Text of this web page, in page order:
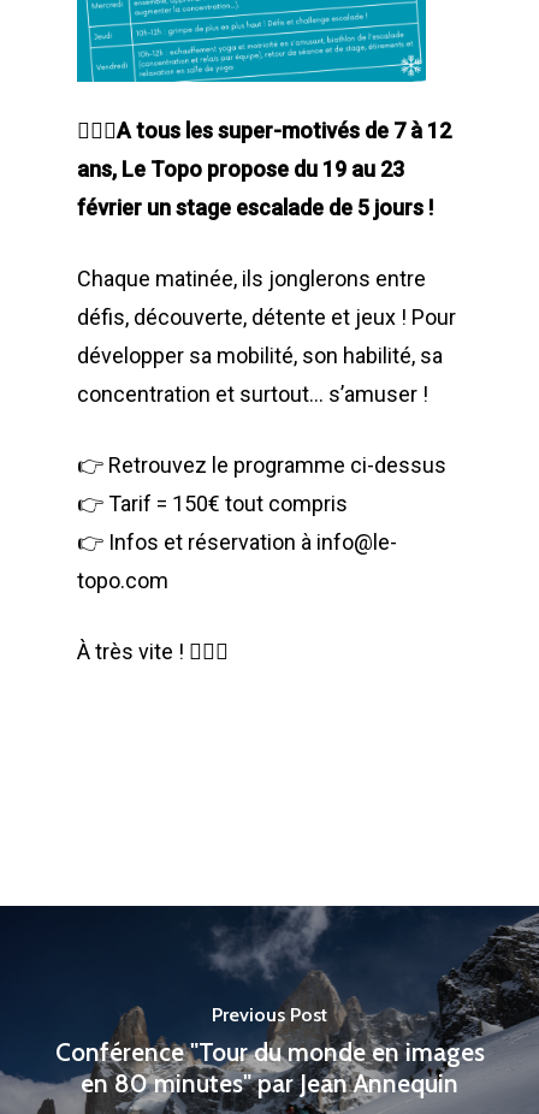
🤸🏻‍♀️A tous les super-motivés de 7 à 12
ans, Le Topo propose du 19 au 23
février un stage escalade de 5 jours !
Chaque matinée, ils jonglerons entre
défis, découverte, détente et jeux ! Pour
développer sa mobilité, son habilité, sa
concentration et surtout… s’amuser !
👉 Retrouvez le programme ci-dessus
👉 Tarif = 150€ tout compris
👉 Infos et réservation à info@le-
topo.com
À très vite ! 🤹🏻‍♀️
Previous Post
Conférence "Tour du monde en images
en 80 minutes" par Jean Annequin